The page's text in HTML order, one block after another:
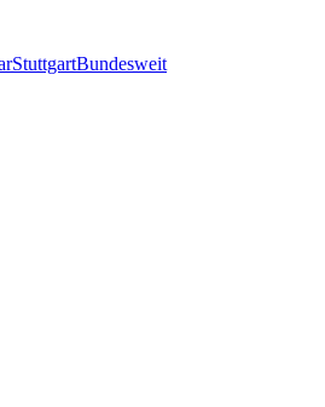
StuttgartBundesweit